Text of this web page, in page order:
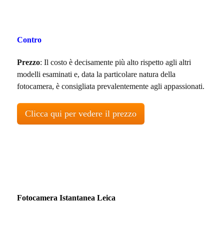
Contro
Prezzo: Il costo è decisamente più alto rispetto agli altri
modelli esaminati e, data la particolare natura della
fotocamera, è consigliata prevalentemente agli appassionati.
Clicca qui per vedere il prezzo
Fotocamera Istantanea Leica